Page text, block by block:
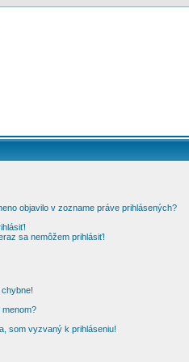
objavilo v zozname práve prihlásených?
sa nemôžem prihlásiť!
som vyzvaný k prihláseniu!